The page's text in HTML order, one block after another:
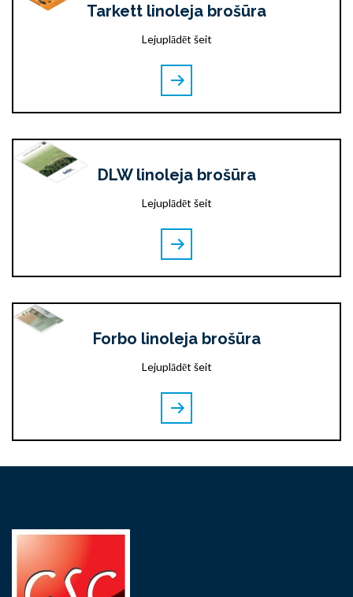
Tarkett linoleja brošūra
Lejuplādēt šeit
DLW linoleja brošūra
Lejuplādēt šeit
Forbo linoleja brošūra
Lejuplādēt šeit